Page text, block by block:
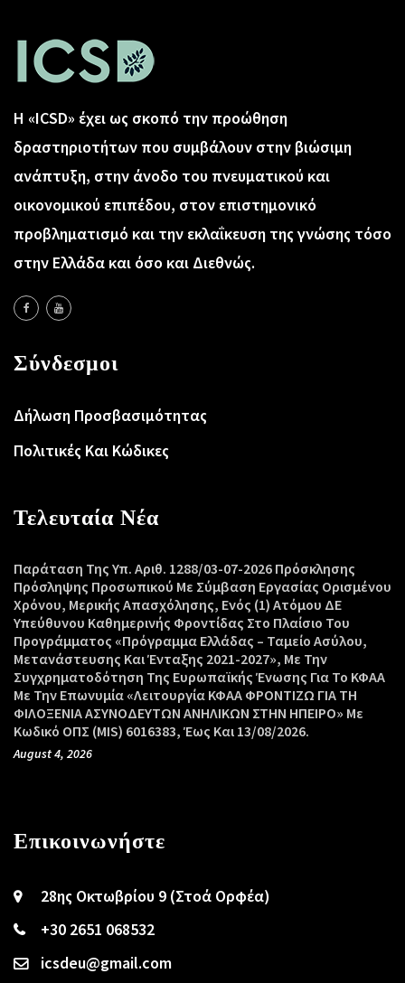
Η «ICSD» έχει ως σκοπό την προώθηση
δραστηριοτήτων που συμβάλουν στην βιώσιμη
ανάπτυξη, στην άνοδο του πνευματικού και
οικονομικού επιπέδου, στον επιστημονικό
προβληματισμό και την εκλαΐκευση της γνώσης τόσο
στην Ελλάδα και όσο και Διεθνώς.
Σύνδεσμοι
Δήλωση Προσβασιμότητας
Πολιτικές Και Κώδικες
Τελευταία Νέα
Παράταση Της Υπ. Αριθ. 1288/03-07-2026 Πρόσκλησης
Πρόσληψης Προσωπικού Με Σύμβαση Εργασίας Ορισμένου
Χρόνου, Μερικής Απασχόλησης, Ενός (1) Ατόμου ΔΕ
Υπεύθυνου Καθημερινής Φροντίδας Στο Πλαίσιο Του
Προγράμματος «Πρόγραμμα Ελλάδας – Ταμείο Ασύλου,
Μετανάστευσης Και Ένταξης 2021-2027», Με Την
Συγχρηματοδότηση Της Ευρωπαϊκής Ένωσης Για Το ΚΦΑΑ
Με Την Επωνυμία «Λειτουργία ΚΦΑΑ ΦΡΟΝΤΙΖΩ ΓΙΑ ΤΗ
ΦΙΛΟΞΕΝΙΑ ΑΣΥΝΟΔΕΥΤΩΝ ΑΝΗΛΙΚΩΝ ΣΤΗΝ ΗΠΕΙΡΟ» Με
Κωδικό ΟΠΣ (MIS) 6016383, Έως Και 13/08/2026.
August 4, 2026
Επικοινωνήστε
28ης Οκτωβρίου 9 (Στοά Ορφέα)
+30 2651 068532
icsdeu@gmail.com